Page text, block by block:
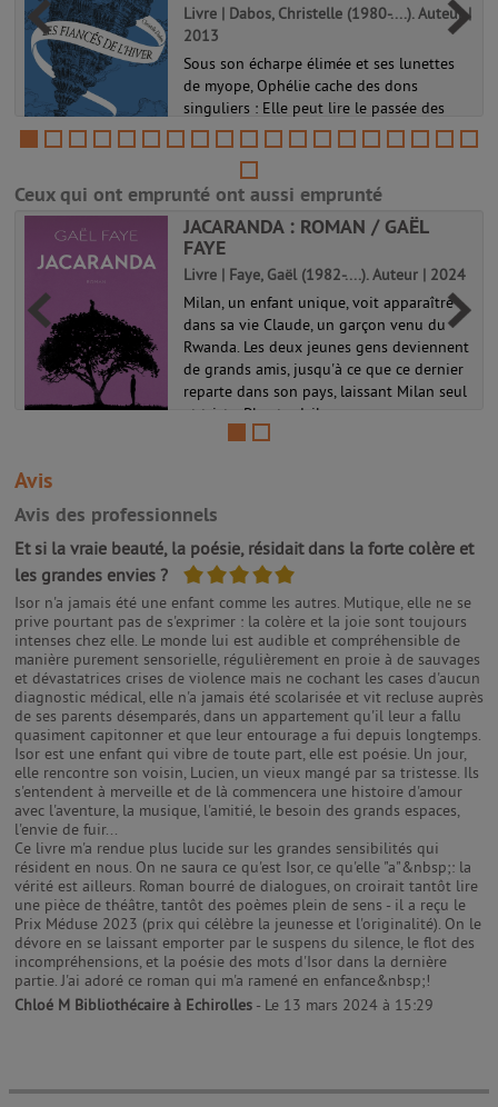
Livre | Dabos, Christelle (1980-....). Auteur |
2013
Sous son écharpe élimée et ses lunettes
de myope, Ophélie cache des dons
singuliers : Elle peut lire le passée des
objets et traverser les miroirs. Elle vit
paisiblement sur l'arche d'Anima quand on
la fiance à Thorn, du puissant ...
La passe-miroir 01
Ceux qui ont emprunté ont aussi emprunté
JACARANDA : ROMAN / GAËL
FAYE
Livre | Faye, Gaël (1982-....). Auteur | 2024
Milan, un enfant unique, voit apparaître
dans sa vie Claude, un garçon venu du
Rwanda. Les deux jeunes gens deviennent
de grands amis, jusqu'à ce que ce dernier
reparte dans son pays, laissant Milan seul
et triste. Plus tard, il s...
Avis
Avis des professionnels
Et si la vraie beauté, la poésie, résidait dans la forte colère et
les grandes envies ?
5/5
Isor n'a jamais été une enfant comme les autres. Mutique, elle ne se
prive pourtant pas de s'exprimer : la colère et la joie sont toujours
intenses chez elle. Le monde lui est audible et compréhensible de
manière purement sensorielle, régulièrement en proie à de sauvages
et dévastatrices crises de violence mais ne cochant les cases d'aucun
diagnostic médical, elle n'a jamais été scolarisée et vit recluse auprès
de ses parents désemparés, dans un appartement qu'il leur a fallu
quasiment capitonner et que leur entourage a fui depuis longtemps.
Isor est une enfant qui vibre de toute part, elle est poésie. Un jour,
elle rencontre son voisin, Lucien, un vieux mangé par sa tristesse. Ils
s'entendent à merveille et de là commencera une histoire d'amour
avec l'aventure, la musique, l'amitié, le besoin des grands espaces,
l'envie de fuir...
Ce livre m'a rendue plus lucide sur les grandes sensibilités qui
résident en nous. On ne saura ce qu'est Isor, ce qu'elle "a"&nbsp;: la
vérité est ailleurs. Roman bourré de dialogues, on croirait tantôt lire
une pièce de théâtre, tantôt des poèmes plein de sens - il a reçu le
Prix Méduse 2023 (prix qui célèbre la jeunesse et l'originalité). On le
dévore en se laissant emporter par le suspens du silence, le flot des
incompréhensions, et la poésie des mots d'Isor dans la dernière
Chloé M Bibliothécaire à Echirolles - Le 13 mars 2024 à 15:29